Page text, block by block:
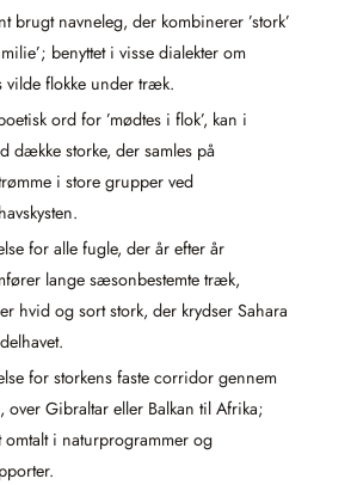
brugt navneleg, der kombinerer ’stork’
benyttet i visse dialekter om
vilde flokke under træk.
ord for ’mødtes i flok’, kan i
dække storke, der samles på
i store grupper ved
for alle fugle, der år efter år
lange sæsonbestemte træk,
hvid og sort stork, der krydser Sahara
for storkens faste corridor gennem
over Gibraltar eller Balkan til Afrika;
omtalt i naturprogrammer og